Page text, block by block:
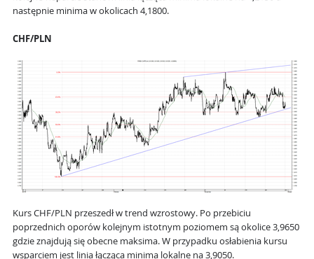
następnie minima w okolicach 4,1800.
CHF/PLN
Kurs CHF/PLN przeszedł w trend wzrostowy. Po przebiciu
poprzednich oporów kolejnym istotnym poziomem są okolice 3,9650
gdzie znajdują się obecne maksima. W przypadku osłabienia kursu
wsparciem jest linia łącząca minima lokalne na 3,9050.